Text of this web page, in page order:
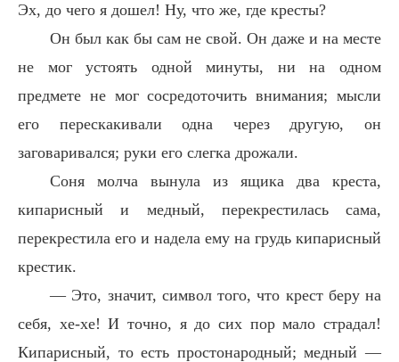
Эх, до чего я дошел! Ну, что же, где кресты?
Он был как бы сам не свой. Он даже и на месте
не мог устоять одной минуты, ни на одном
предмете не мог сосредоточить внимания; мысли
его перескакивали одна через другую, он
заговаривался; руки его слегка дрожали.
Соня молча вынула из ящика два креста,
кипарисный и медный, перекрестилась сама,
перекрестила его и надела ему на грудь кипарисный
крестик.
— Это, значит, символ того, что крест беру на
себя, хе-хе! И точно, я до сих пор мало страдал!
Кипарисный, то есть простонародный; медный —